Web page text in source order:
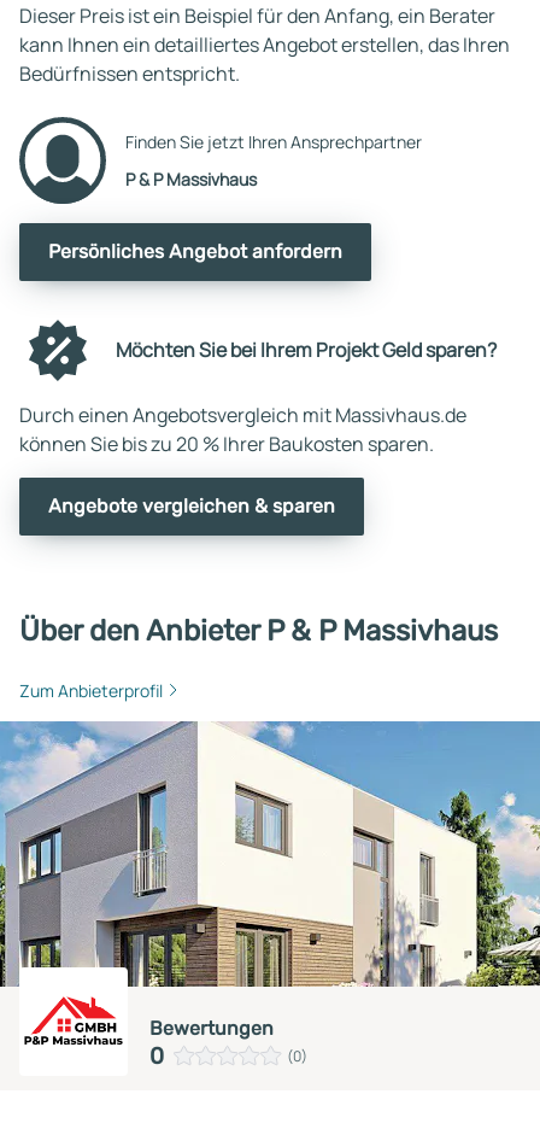
Dieser Preis ist ein Beispiel für den Anfang, ein Berater
kann Ihnen ein detailliertes Angebot erstellen, das Ihren
Bedürfnissen entspricht.
Finden Sie jetzt Ihren Ansprechpartner
P & P Massivhaus
Persönliches Angebot anfordern
Möchten Sie bei Ihrem Projekt Geld sparen?
Durch einen Angebotsvergleich mit Massivhaus.de
können Sie bis zu 20 % Ihrer Baukosten sparen.
Angebote vergleichen & sparen
Über den Anbieter P & P Massivhaus
Zum Anbieterprofil
Bewertungen
0 (0)